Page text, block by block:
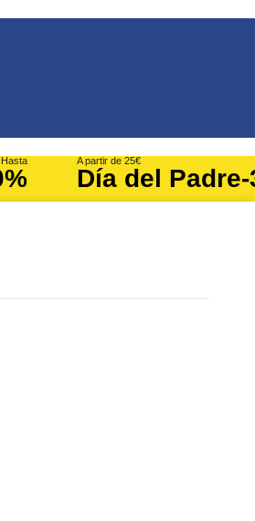
Hasta A partir de 25€
Día del Padre